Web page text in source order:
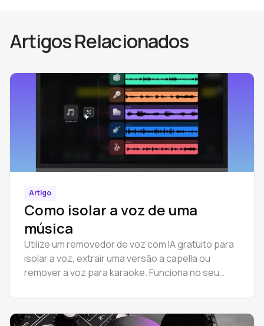
Artigos Relacionados
Artigo
Como isolar a voz de uma
música
Utilize um removedor de voz com IA gratuito para
isolar a voz, extrair uma versão a capella ou
remover a voz para karaoke. Funciona no seu